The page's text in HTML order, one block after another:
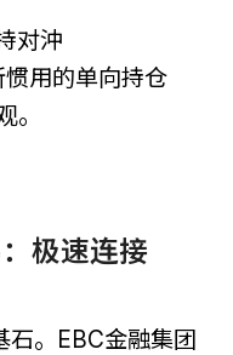
对沖
惯用的单向持仓
。
极速连接
石。EBC金融集团